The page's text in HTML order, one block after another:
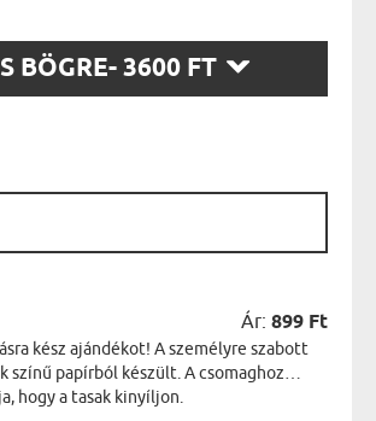
BÖGRE- 3600 FT
Ár: 899 Ft
kész ajándékot! A személyre szabott
színű papírból készült. A csomaghoz
hogy a tasak kinyíljon.